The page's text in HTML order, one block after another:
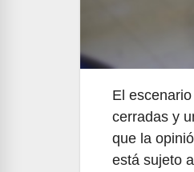
El
cerradas y
que la
está sujeto